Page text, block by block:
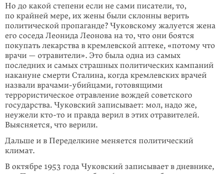
Но до какой степени если не сами писатели, то,
по крайней мере, их жены были склонны верить
политической пропаганде? Чуковскому жалуется жена
его соседа Леонида Леонова на то, что они боятся
покупать лекарства в кремлев­ской аптеке, «потому что
врачи — отравители». Это была одна из самых
последних и самых страшных политических кампаний
накануне смерти Сталина, когда кремлевских врачей
назвали врачами-убийцами, готовящими
террористическое отравление вождей советского
государства. Чуковский записывает: мол, надо же,
неужели кто-то и правда верил в этих отравителей.
Выясняется, что верили.
Дальше и в Переделкине меняется политический
климат.
В октябре 1953 года Чуковский записывает в дневнике,